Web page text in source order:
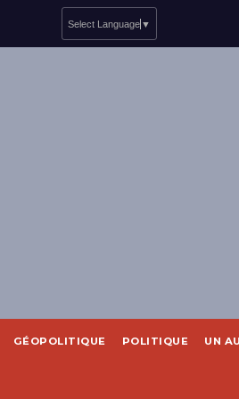
Select Language ▼
GÉOPOLITIQUE POLITIQUE UN